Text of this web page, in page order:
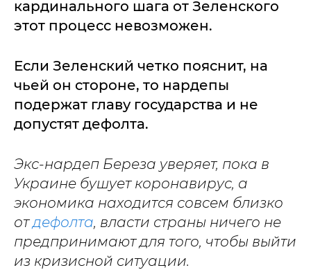
кардинального шага от Зеленского
этот процесс невозможен.
Если Зеленский четко пояснит, на
чьей он стороне, то нардепы
подержат главу государства и не
допустят дефолта.
Экс-нардеп Береза уверяет, пока в
Украине бушует коронавирус, а
экономика находится совсем близко
отдефолта, власти страны ничего не
предпринимают для того, чтобы выйти
из кризисной ситуации.